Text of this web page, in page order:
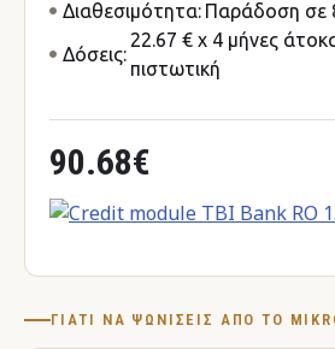
90.68€
Διαθεσιμότητα: Παράδοση σε
Δόσεις:
22.67 € x 4 μήνες
πιστωτική
ΓΙΑΤΊ ΝΑ ΨΩΝΊΣΕΙΣ ΑΠΌ ΤΟ